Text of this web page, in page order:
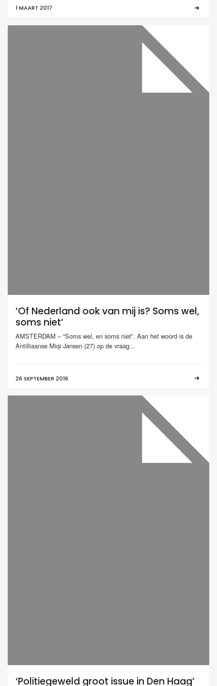
1 MAART 2017
‘Of Nederland ook van mij is? Soms wel,
soms niet’
AMSTERDAM – “Soms wel, en soms niet”. Aan het woord is de
Antilliaanse Miqi Jansen (27) op de vraag...
26 SEPTEMBER 2016
‘Politiegeweld groot issue in Den Haag’